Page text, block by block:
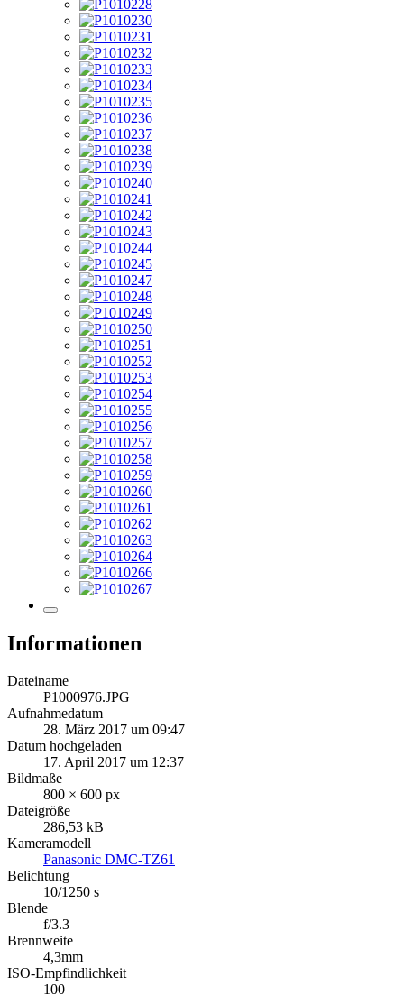
Informationen
Dateiname
P1000976.JPG
Aufnahmedatum
28. März 2017 um 09:47
Datum hochgeladen
17. April 2017 um 12:37
Bildmaße
800 × 600 px
Dateigröße
286,53 kB
Kameramodell
Panasonic DMC-TZ61
Belichtung
10/1250 s
Blende
f/3.3
Brennweite
4,3mm
ISO-Empfindlichkeit
100